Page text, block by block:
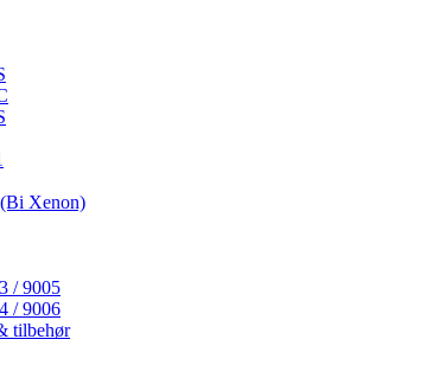
Xenon)
/ 9005
/ 9006
tilbehør